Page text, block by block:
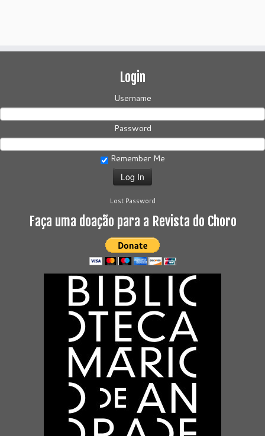
Login
Username
Password
Remember Me
Lost Password
Faça uma doação para a Revista do Choro